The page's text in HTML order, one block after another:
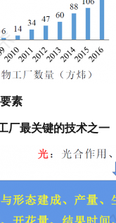
素
厂最关键的技术之一